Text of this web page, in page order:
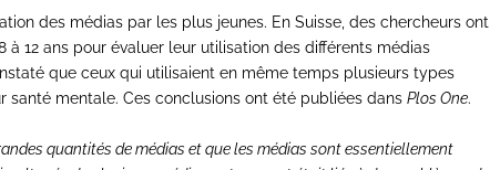
des médias par les plus jeunes. En Suisse, des chercheurs ont
à 12 ans pour évaluer leur utilisation des différents médias
que ceux qui utilisaient en même temps plusieurs types
santé mentale. Ces conclusions ont été publiées dansPlos One.
quantités de médias et que les médias sont essentiellement